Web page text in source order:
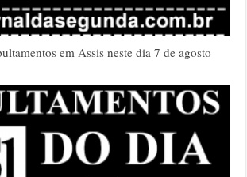
em Assis neste dia 7 de agosto